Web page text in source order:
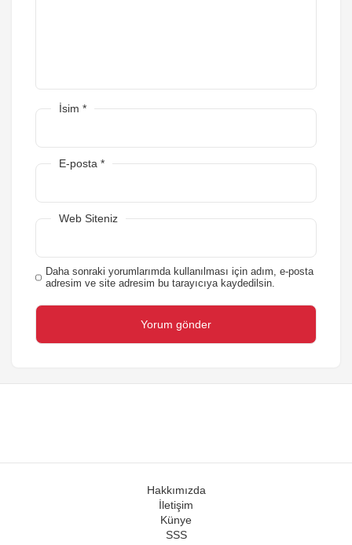
İsim *
E-posta *
Web Siteniz
Daha sonraki yorumlarımda kullanılması için adım, e-posta
adresim ve site adresim bu tarayıcıya kaydedilsin.
Hakkımızda
İletişim
Künye
SSS